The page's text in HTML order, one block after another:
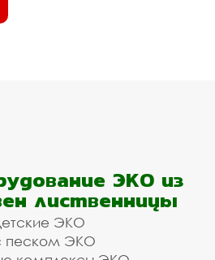
ЭКО из
лиственницы
ЭКО
песком ЭКО